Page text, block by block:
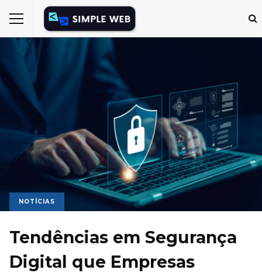
NOTÍCIAS
Tendências em Segurança
Digital que Empresas